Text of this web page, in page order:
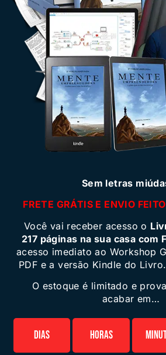
Sem letras
FRETE GRÁTIS E ENVIO
Você vai receber acesso o
217 páginas na sua casa com
acesso imediato ao Workshop
PDF e a versão Kindle do Livro.
O estoque é limitado e
acabar em…
Dias Horas